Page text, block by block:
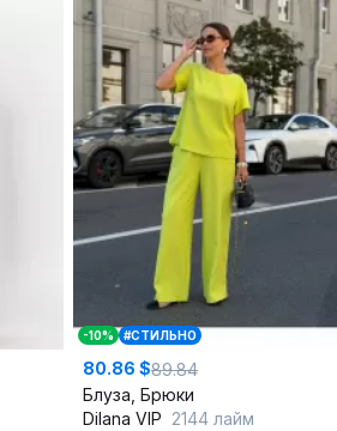
-10% #СТИЛЬНО
80.86 $89.84
Блуза, Брюки
Dilana VIP 2144 лайм